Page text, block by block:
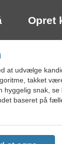
Opret
at udvælge
takket
hyggelig snak, se
baseret på